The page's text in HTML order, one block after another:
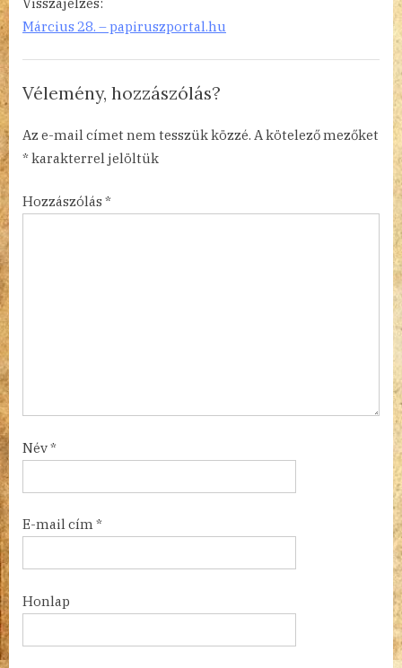
Március 28. – papiruszportal.hu
Vélemény, hozzászólás?
Az e-mail címet nem tesszük közzé. A kötelező mezőket
* karakterrel jelöltük
Hozzászólás *
Név*
E-mail cím*
Honlap